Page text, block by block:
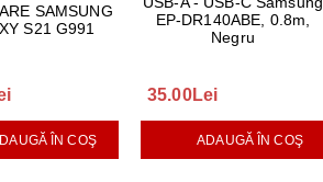
SAMSUNG
S21 G991
ÎN COŞ
EP-DR140ABE, 0.8m,
Negru
35.00Lei
ADAUGĂ ÎN COŞ